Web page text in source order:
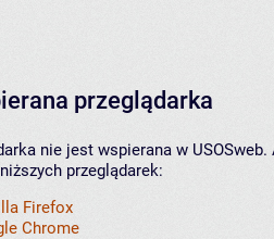
przeglądarka
nie jest wspierana w
przeglądarek:
Firefox
Chrome